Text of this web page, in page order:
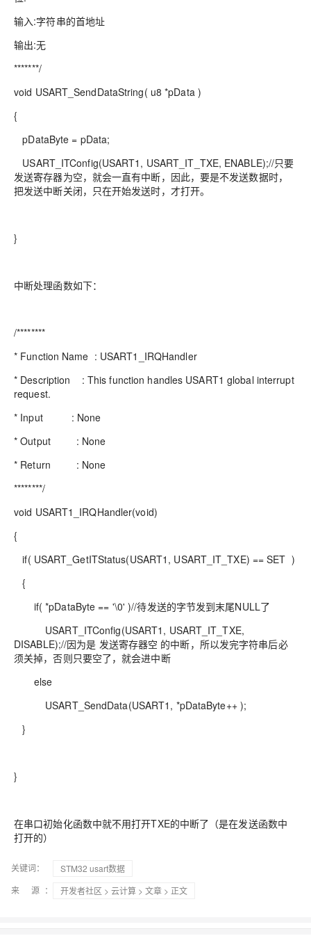
输入:字符串的首地址
输出:无
*******/
void USART_SendDataString( u8 *pData )
{
pDataByte = pData;
USART_ITConfig(USART1, USART_IT_TXE, ENABLE);//只要
发送寄存器为空，就会一直有中断，因此，要是不发送数据时，
把发送中断关闭，只在开始发送时，才打开。
}
中断处理函数如下：
/********
* Function Name : USART1_IRQHandler
* Description : This function handles USART1 global interrupt
request.
* Input : None
* Output : None
* Return : None
********/
void USART1_IRQHandler(void)
{
if( USART_GetITStatus(USART1, USART_IT_TXE) == SET )
{
if( *pDataByte == '\0' )//待发送的字节发到末尾NULL了
USART_ITConfig(USART1, USART_IT_TXE,
DISABLE);//因为是 发送寄存器空 的中断，所以发完字符串后必
须关掉，否则只要空了，就会进中断
else
USART_SendData(USART1, *pDataByte++ );
}
}
在串口初始化函数中就不用打开TXE的中断了（是在发送函数中
打开的）
关键词：
STM32 usart数据
来 源：
开发者社区 > 云计算 > 文章 > 正文